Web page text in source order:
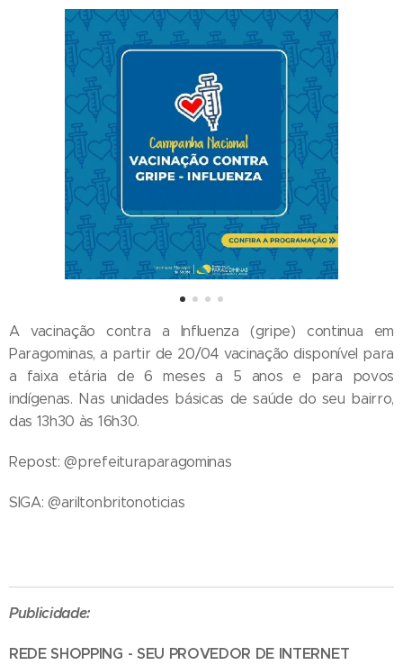
A vacinação contra a Influenza (gripe) continua em
Paragominas, a partir de 20/04 vacinação disponível para
a faixa etária de 6 meses a 5 anos e para povos
indígenas. Nas unidades básicas de saúde do seu bairro,
das 13h30 às 16h30.
Repost: @prefeituraparagominas
SIGA: @ariltonbritonoticias
Publicidade:
REDE SHOPPING - SEU PROVEDOR DE INTERNET